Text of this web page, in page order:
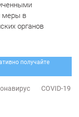
меры в
органов
получайте
COVID-19